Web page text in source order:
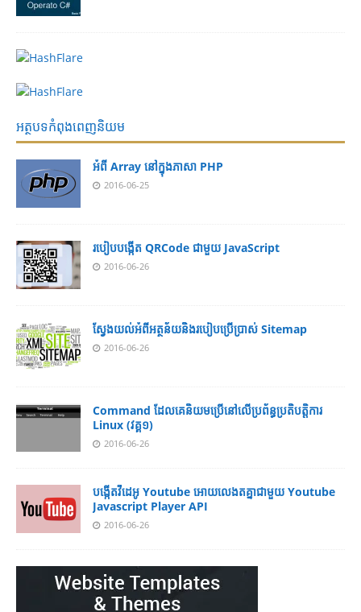
អត្ថបទកំពុងពេញនិយម
អំពី Array នៅ​​ក្នុង​ភា​សា PHP
2016-06-25
របៀប​បង្កើត​ QRCode ជាមួយ JavaScript
2016-06-26
ស្វែង​យល់​​អំពី​អត្ថន័យ​​និង​របៀប​​ប្រើ​ប្រាស់​ Sitemap
2016-06-26
Command ដែល​​គេ​​និយម​​ប្រើ​​នៅ​លើ​​ប្រព័ន្ធ​​ប្រតិបត្តិការ​
Linux (វគ្គ១)
2016-06-26
បង្កើតវីដេអូ Youtube អោយ​លេងតគ្នាជាមួយ Youtube
Javascript Player API
2016-06-26